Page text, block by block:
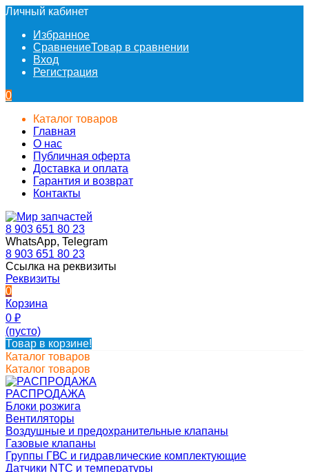
Личный кабинет
Избранное
СравнениеТовар в сравнении
Вход
Регистрация
0
Каталог товаров
Главная
О нас
Публичная оферта
Доставка и оплата
Гарантия и возврат
Контакты
8 903 651 80 23
WhatsApp, Telegram
8 903 651 80 23
Ссылка на реквизиты
Реквизиты
0
Корзина
0 ₽
(пусто)
Товар в корзине!
Каталог товаров
Каталог товаров
РАСПРОДАЖА
Блоки розжига
Вентиляторы
Воздушные и предохранительные клапаны
Газовые клапаны
Группы ГВС и гидравлические комплектующие
Датчики NTC и температуры